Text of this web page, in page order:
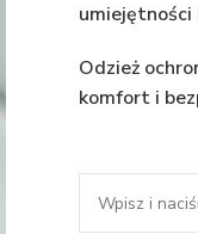
Odzież
komfort i
Szukasz
czegoś?